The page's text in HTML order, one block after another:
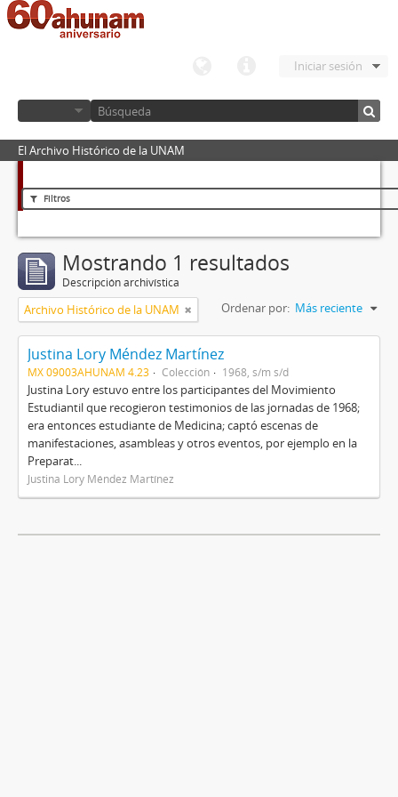
Iniciar sesión
El Archivo Histórico de la UNAM
Filtros
Mostrando 1 resultados
Descripción archivística
Archivo Histórico de la UNAM Ordenar por: Más reciente
Justina Lory Méndez Martínez
MX 09003AHUNAM 4.23 Colección 1968, s/m s/d
Justina Lory estuvo entre los participantes del Movimiento
Estudiantil que recogieron testimonios de las jornadas de 1968;
era entonces estudiante de Medicina; captó escenas de
manifestaciones, asambleas y otros eventos, por ejemplo en la
Preparat...
Justina Lory Méndez Martínez